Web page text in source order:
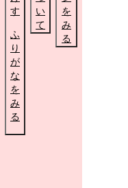
す
ふ
り
が
な
を
み
る
い
て
を
み
る